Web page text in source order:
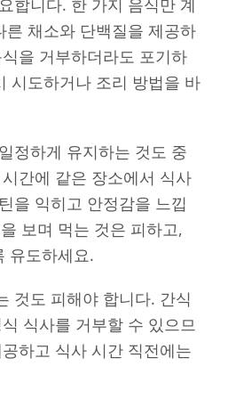
른 채소와 단백질을 제공하
을 거부하더라도 포기하
시도하거나 조리 방법을 바
정하게 유지하는 것도 중
간에 같은 장소에서 식사
을 익히고 안정감을 느낍
보며 먹는 것은 피하고,
유도하세요.
것도 피해야 합니다. 간식
식사를 거부할 수 있으므
하고 식사 시간 직전에는